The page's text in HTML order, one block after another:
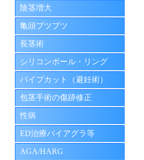
陰茎増大
亀頭ブツブツ
長茎術
シリコンボール・リング
パイプカット（避妊術）
包茎手術の傷跡修正
性病
ED治療バイアグラ等
AGA/HARG